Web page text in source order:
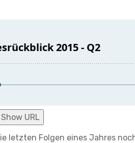
Show URL
letzten Folgen eines Jahres